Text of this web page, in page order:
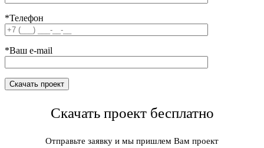
*Телефон
*Ваш e-mail
Скачать проект бесплатно
Отправьте заявку и мы пришлем Вам проект